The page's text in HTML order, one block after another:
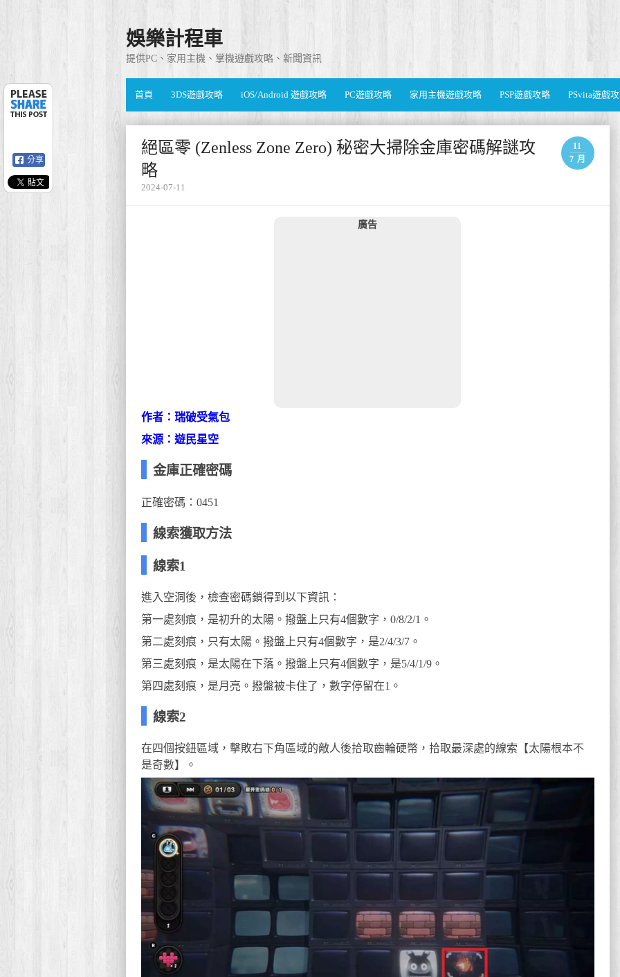
娛樂計程車
提供PC、家用主機、掌機遊戲攻略、新聞資訊
首頁 3DS遊戲攻略 iOS/Android 遊戲攻略 PC遊戲攻略 家用主機遊戲攻略 PSP遊戲攻略 PSvita遊戲
絕區零 (Zenless Zone Zero) 秘密大掃除金庫密碼解謎攻
略
11
7 月
2024-07-11
廣告
作者：瑞破受氣包
來源：遊民星空
金庫正確密碼
正確密碼：0451
線索獲取方法
線索1
進入空洞後，檢查密碼鎖得到以下資訊：
第一處刻痕，是初升的太陽。撥盤上只有4個數字，0/8/2/1。
第二處刻痕，只有太陽。撥盤上只有4個數字，是2/4/3/7。
第三處刻痕，是太陽在下落。撥盤上只有4個數字，是5/4/1/9。
第四處刻痕，是月亮。撥盤被卡住了，數字停留在1。
線索2
在四個按鈕區域，擊敗右下角區域的敵人後拾取齒輪硬幣，拾取最深處的線索【太陽根本不
是奇數】。
分享